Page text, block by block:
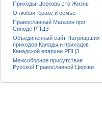
Приходы-Церковь это Жизнь
О любви, браке и семье
Православный Магазин при
Синоде РПЦЗ
Объединенный сайт Патриарших
приходов Канады и приходов
Канадской епархии РПЦЗ
Межсоборное присутствие
Русской Православной Церкви